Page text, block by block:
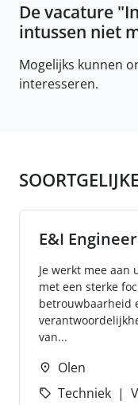
De vacature "
intussen niet
Mogelijks kunnen
interesseren.
SOORTGELIJKE
E&I Engineer
Je werkt mee
met een sterke
betrouwbaarheid
van...
Olen
Techniek